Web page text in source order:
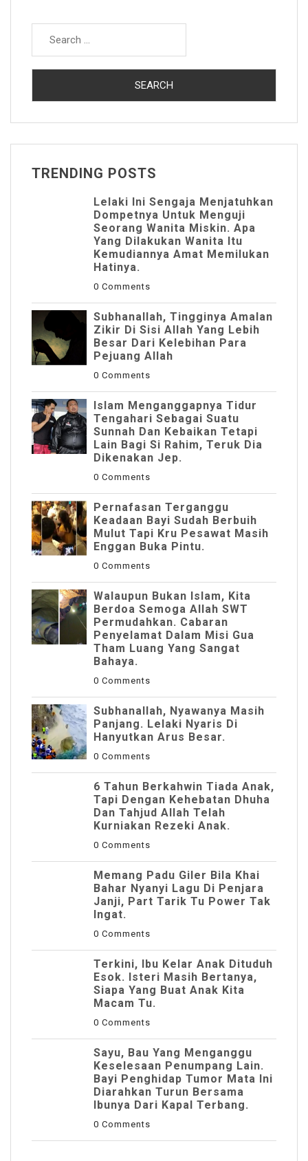
Search
TRENDING POSTS
Lelaki Ini Sengaja Menjatuhkan
Dompetnya Untuk Menguji
Seorang Wanita Miskin. Apa
Yang Dilakukan Wanita Itu
Kemudiannya Amat Memilukan
Hatinya.
0 Comments
Subhanallah, Tingginya Amalan
Zikir Di Sisi Allah Yang Lebih
Besar Dari Kelebihan Para
Pejuang Allah
0 Comments
Islam Menganggapnya Tidur
Tengahari Sebagai Suatu
Sunnah Dan Kebaikan Tetapi
Lain Bagi Si Rahim, Teruk Dia
Dikenakan Jep.
0 Comments
Pernafasan Terganggu
Keadaan Bayi Sudah Berbuih
Mulut Tapi Kru Pesawat Masih
Enggan Buka Pintu.
0 Comments
Walaupun Bukan Islam, Kita
Berdoa Semoga Allah SWT
Permudahkan. Cabaran
Penyelamat Dalam Misi Gua
Tham Luang Yang Sangat
Bahaya.
0 Comments
Subhanallah, Nyawanya Masih
Panjang. Lelaki Nyaris Di
Hanyutkan Arus Besar.
0 Comments
6 Tahun Berkahwin Tiada Anak,
Tapi Dengan Kehebatan Dhuha
Dan Tahjud Allah Telah
Kurniakan Rezeki Anak.
0 Comments
Memang Padu Giler Bila Khai
Bahar Nyanyi Lagu Di Penjara
Janji, Part Tarik Tu Power Tak
Ingat.
0 Comments
Terkini, Ibu Kelar Anak Dituduh
Esok. Isteri Masih Bertanya,
Siapa Yang Buat Anak Kita
Macam Tu.
0 Comments
Sayu, Bau Yang Menganggu
Keselesaan Penumpang Lain.
Bayi Penghidap Tumor Mata Ini
Diarahkan Turun Bersama
Ibunya Dari Kapal Terbang.
0 Comments